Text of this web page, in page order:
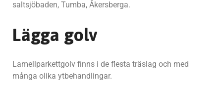
saltsjöbaden, Tumba, Åkersberga.
Lägga golv
Lamellparkettgolv finns i de flesta träslag och med
många olika ytbehandlingar.